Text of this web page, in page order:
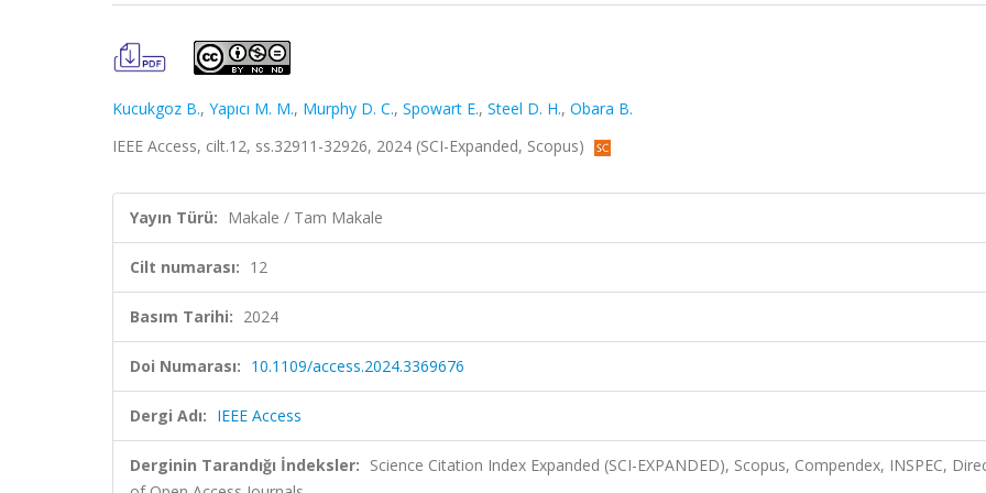
Kucukgoz B., Yapıcı M. M., Murphy D. C., Spowart E., Steel D. H., Obara B.
IEEE Access, cilt.12, ss.32911-32926, 2024 (SCI-Expanded, Scopus)
Yayın Türü: Makale / Tam Makale
Cilt numarası: 12
Basım Tarihi: 2024
Doi Numarası: 10.1109/access.2024.3369676
Dergi Adı: IEEE Access
Derginin Tarandığı İndeksler: Science Citation Index Expanded (SCI-EXPANDED), Scopus, Compendex, INSPEC,